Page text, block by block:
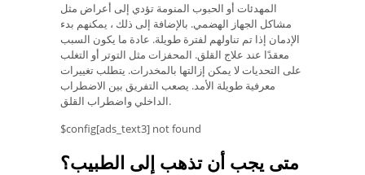
المهدئات أو الحبوب المنومة تؤدي إلى أعراض مثل
مشاكل الجهاز الهضمي. بالإضافة إلى ذلك ، يمكنهم بدء
الإدمان إذا تم تناولهم لفترة طويلة. عادة ما يكون السبب
معقدًا عند علاج القلق. المحفزات مثل التوتر أو التغلب
على التحديات لا يمكن إزالتها بالمخدرات. يتطلب تغييرات
معرفية طويلة الأمد. يصعب التفريق بين الاضطراب
الداخلي واضطراب القلق.
$config[ads_text3] not found
متى يجب أن تذهب إلى الطبيب؟